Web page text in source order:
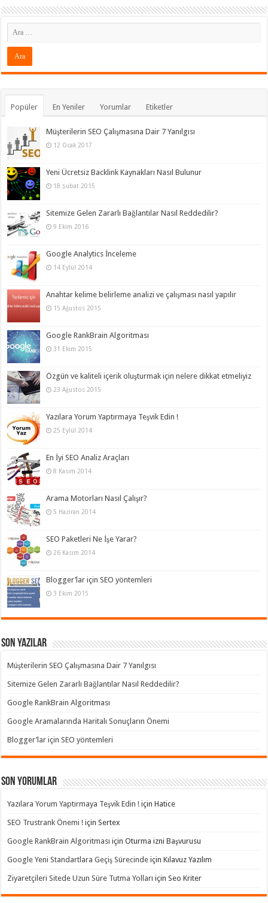
Popüler En Yeniler Yorumlar Etiketler
Müşterilerin SEO Çalışmasına Dair 7 Yanılgısı
12 Ocak 2017
Yeni Ücretsiz Backlink Kaynakları Nasıl Bulunur
18 Şubat 2015
Sitemize Gelen Zararlı Bağlantılar Nasıl Reddedilir?
9 Ekim 2016
Google Analytics İnceleme
14 Eylül 2014
Anahtar kelime belirleme analizi ve çalışması nasıl yapılır
15 Ağustos 2015
Google RankBrain Algoritması
31 Ekim 2015
Özgün ve kaliteli içerik oluşturmak için nelere dikkat etmeliyiz
23 Ağustos 2015
Yazılara Yorum Yaptırmaya Teşvik Edin !
25 Eylül 2014
En İyi SEO Analiz Araçları
8 Kasım 2014
Arama Motorları Nasıl Çalışır?
5 Haziran 2014
SEO Paketleri Ne İşe Yarar?
26 Kasım 2014
Blogger’lar için SEO yöntemleri
3 Ekim 2015
Son Yazılar
Müşterilerin SEO Çalışmasına Dair 7 Yanılgısı
Sitemize Gelen Zararlı Bağlantılar Nasıl Reddedilir?
Google RankBrain Algoritması
Google Aramalarında Haritalı Sonuçların Önemi
Blogger’lar için SEO yöntemleri
Son yorumlar
Yazılara Yorum Yaptırmaya Teşvik Edin ! içinHatice
SEO Trustrank Önemi ! içinSertex
Google RankBrain Algoritması içinOturma izni Başvurusu
Google Yeni Standartlara Geçiş Sürecinde içinKılavuz Yazılım
Ziyaretçileri Sitede Uzun Süre Tutma Yolları içinSeo Kriter